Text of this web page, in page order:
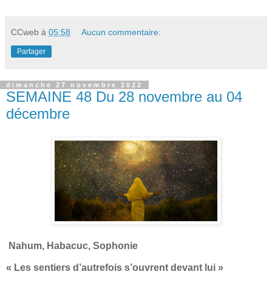
CCweb à 05:58 Aucun commentaire:
Partager
dimanche 27 novembre 2022
SEMAINE 48 Du 28 novembre au 04
décembre
Nahum, Habacuc, Sophonie
« Les sentiers d’autrefois s’ouvrent devant lui »